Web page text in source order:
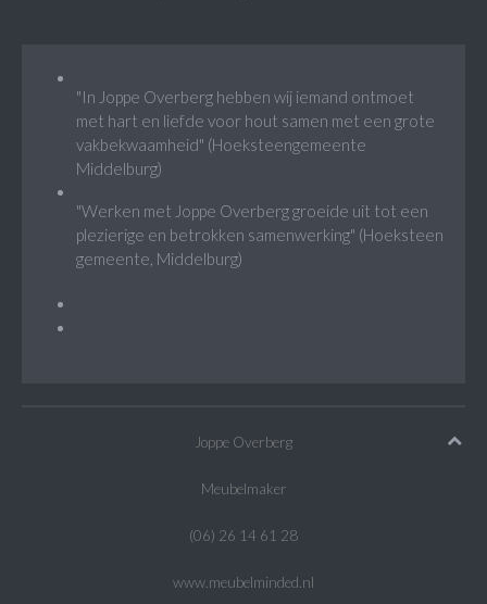
"In Joppe Overberg hebben wij iemand ontmoet
met hart en liefde voor hout samen met een grote
vakbekwaamheid" (Hoeksteengemeente
Middelburg)
"Werken met Joppe Overberg groeide uit tot een
plezierige en betrokken samenwerking" (Hoeksteen
gemeente, Middelburg)
Joppe Overberg
Meubelmaker
(06) 26 14 61 28
www.meubelminded.nl